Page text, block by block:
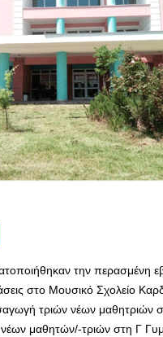
την περασμένη
στο Μουσικό Σχολείο
τριών νέων μαθητριών
μαθητών/-τριών στη Γ